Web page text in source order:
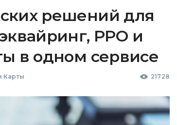
решений для
РРО и
в одном сервисе
Карты 21728